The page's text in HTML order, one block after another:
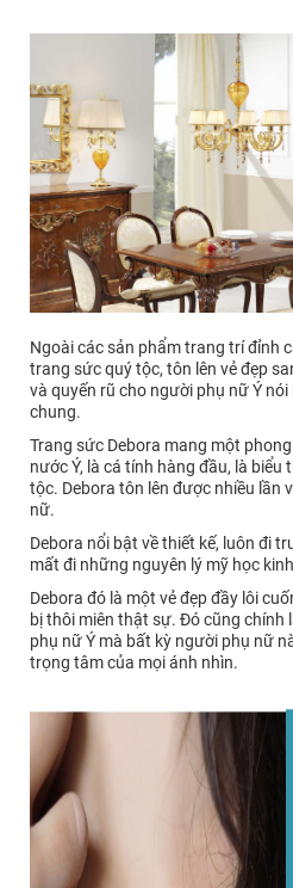
Ngoài các sản phẩm trang trí đỉnh
trang sức quý tộc, tôn lên vẻ đẹp
và quyến rũ cho người phụ nữ Ý
chung.
Trang sức Debora mang một
nước Ý, là cá tính hàng đầu, là
tộc. Debora tôn lên được nhiều lần
nữ.
Debora nổi bật về thiết kế, luôn đi
mất đi những nguyên lý mỹ học
Debora đó là một vẻ đẹp đầy lôi
bị thôi miên thật sự. Đó cũng chính
phụ nữ Ý mà bất kỳ người phụ nữ
trọng tâm của mọi ánh nhìn.